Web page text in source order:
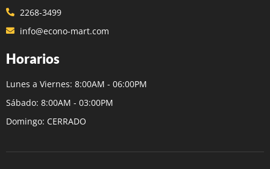
2268-3499
info@econo-mart.com
Horarios
Lunes a Viernes: 8:00AM - 06:00PM
Sábado: 8:00AM - 03:00PM
Domingo: CERRADO